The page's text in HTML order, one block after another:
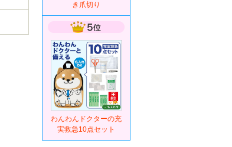
き爪切り
わんわんドクターの充
実救急10点セット